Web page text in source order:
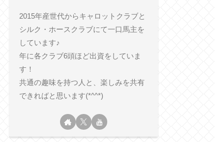
2015年産世代からキャロットクラブと
シルク・ホースクラブにて一口馬主を
しています♪
年に各クラブ6頭ほど出資をしていま
す！
共通の趣味を持つ人と、楽しみを共有
できればと思います(*^^*)